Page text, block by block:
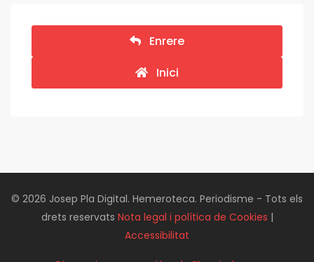
Enrere
Inici
© 2026 Josep Pla Digital. Hemeroteca. Periodisme - Tots els
drets reservats Nota legal i política de Cookies |
Accessibilitat